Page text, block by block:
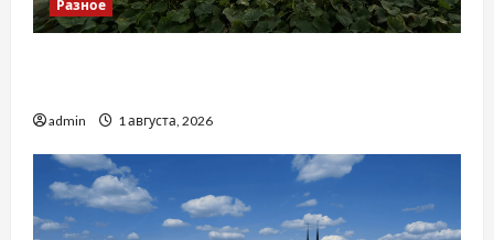
Разное
admin 1 августа, 2026